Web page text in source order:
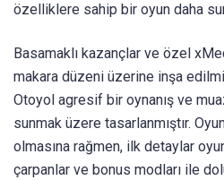
özelliklere sahip bir oyun daha
Basamaklı kazançlar ve özel
makara düzeni üzerine inşa
Otoyol agresif bir oynanış ve
sunmak üzere tasarlanmıştır.
olmasına rağmen, ilk detaylar
çarpanlar ve bonus modları ile